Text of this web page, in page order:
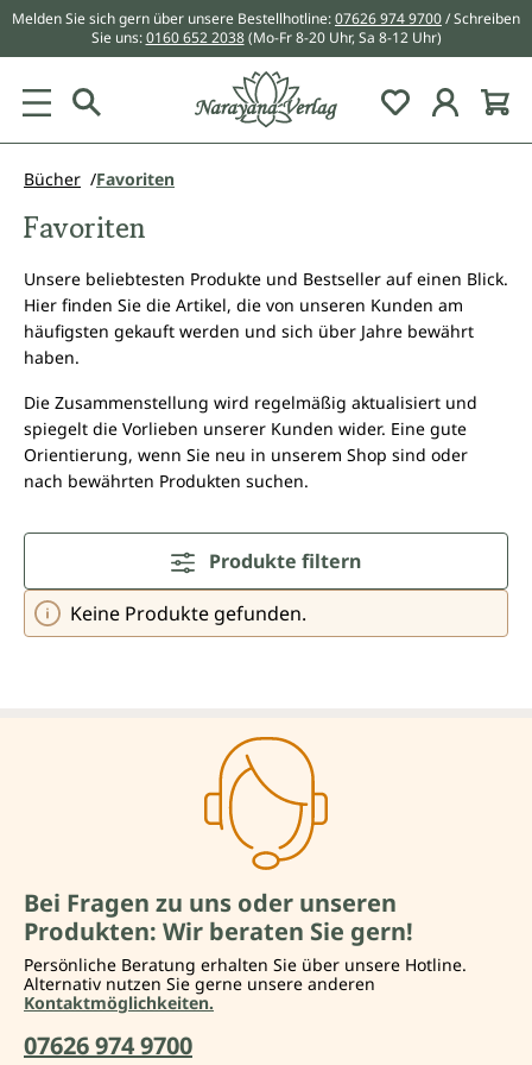
springen
Melden Sie sich gern über unsere Bestellhotline:07626 974 9700/ Schreiben
Sie uns:0160 652 2038 (Mo-Fr 8-20 Uhr, Sa 8-12 Uhr)
Du hast 0
Bücher Favoriten
Favoriten
Unsere beliebtesten Produkte und Bestseller auf einen Blick.
Hier finden Sie die Artikel, die von unseren Kunden am
häufigsten gekauft werden und sich über Jahre bewährt
haben.
Die Zusammenstellung wird regelmäßig aktualisiert und
spiegelt die Vorlieben unserer Kunden wider. Eine gute
Orientierung, wenn Sie neu in unserem Shop sind oder
nach bewährten Produkten suchen.
Produkte filtern
Keine Produkte gefunden.
Bei Fragen zu uns oder unseren
Produkten: Wir beraten Sie gern!
Persönliche Beratung erhalten Sie über unsere Hotline.
Alternativ nutzen Sie gerne unsere anderen
Kontaktmöglichkeiten.
07626 974 9700